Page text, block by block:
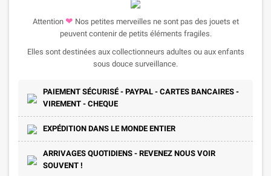
Attention ❤ Nos petites merveilles ne sont pas des jouets et
peuvent contenir de petits éléments fragiles.
Elles sont destinées aux collectionneurs adultes ou aux enfants
sous douce surveillance.
PAIEMENT SÉCURISÉ - PAYPAL - CARTES BANCAIRES -
VIREMENT - CHEQUE
EXPÉDITION DANS LE MONDE ENTIER
ARRIVAGES QUOTIDIENS - REVENEZ NOUS VOIR
SOUVENT !